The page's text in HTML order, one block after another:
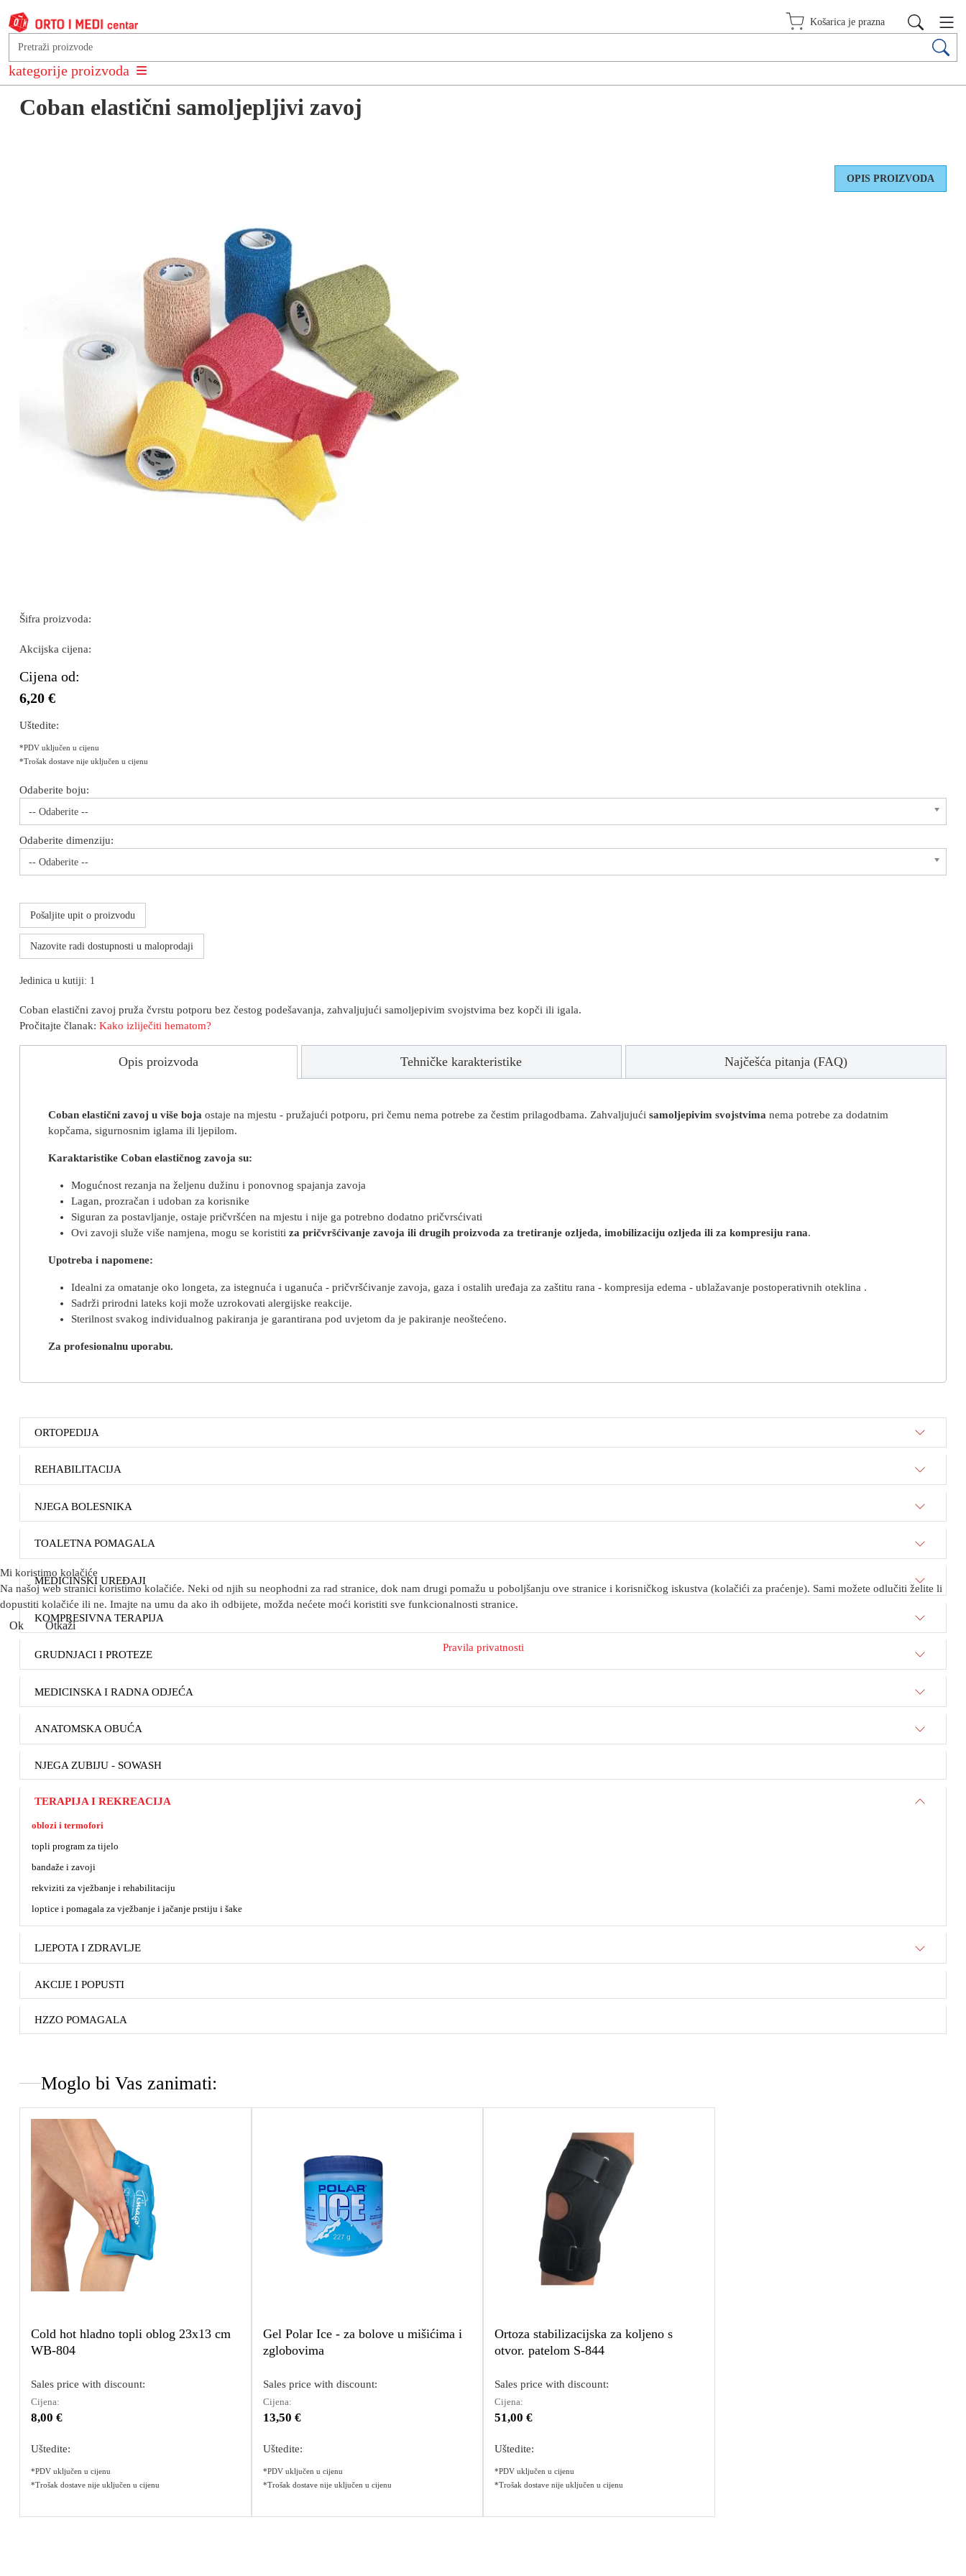
kategorije proizvoda
Košarica je prazna
ORTOPEDIJA
REHABILITACIJA
NJEGA BOLESNIKA
TOALETNA POMAGALA
MEDICINSKI UREĐAJI
KOMPRESIVNA TERAPIJA
GRUDNJACI I PROTEZE
MEDICINSKA I RADNA ODJEĆA
ANATOMSKA OBUĆA
NJEGA ZUBIJU - SOWASH
TERAPIJA I REKREACIJA
oblozi i termofori
topli program za tijelo
bandaže i zavoji
rekviziti za vježbanje i rehabilitaciju
loptice i pomagala za vježbanje i jačanje prstiju i šake
LJEPOTA I ZDRAVLJE
AKCIJE I POPUSTI
HZZO POMAGALA
Natrag na: Oblozi i termofori
Coban elastični samoljepljivi zavoj
OPIS PROIZVODA
Šifra proizvoda:
Akcijska cijena:
Cijena od:
6,20 €
Uštedite:
*PDV uključen u cijenu
*Trošak dostave nije uključen u cijenu
Odaberite boju:
-- Odaberite --
Odaberite dimenziju:
-- Odaberite --
Pošaljite upit o proizvodu
Nazovite radi dostupnosti u maloprodaji
Jedinica u kutiji: 1
Coban elastični zavoj pruža čvrstu potporu bez čestog podešavanja, zahvaljujući samoljepivim svojstvima bez kopči ili igala.
Pročitajte članak: Kako izliječiti hematom?
Opis proizvoda Tehničke karakteristike Najčešća pitanja (FAQ)
Coban elastični zavoj u više boja ostaje na mjestu - pružajući potporu, pri čemu nema potrebe za čestim prilagodbama. Zahvaljujući samoljepivim svojstvima nema potrebe za dodatnim
kopčama, sigurnosnim iglama ili ljepilom.
Karaktaristike Coban elastičnog zavoja su:
Mogućnost rezanja na željenu dužinu i ponovnog spajanja zavoja
Lagan, prozračan i udoban za korisnike
Siguran za postavljanje, ostaje pričvršćen na mjestu i nije ga potrebno dodatno pričvrsćivati
Ovi zavoji služe više namjena, mogu se koristiti za pričvršćivanje zavoja ili drugih proizvoda za tretiranje ozljeda, imobilizaciju ozljeda ili za kompresiju rana.
Upotreba i napomene:
Idealni za omatanje oko longeta, za istegnuća i uganuća - pričvršćivanje zavoja, gaza i ostalih uređaja za zaštitu rana - kompresija edema - ublažavanje postoperativnih oteklina .
Sadrži prirodni lateks koji može uzrokovati alergijske reakcije.
Sterilnost svakog individualnog pakiranja je garantirana pod uvjetom da je pakiranje neoštećeno.
Za profesionalnu uporabu.
Moglo bi Vas zanimati:
Cold hot hladno topli oblog 23x13 cm
WB-804
Sales price with discount:
Cijena:
8,00 €
Uštedite:
*PDV uključen u cijenu
*Trošak dostave nije uključen u cijenu
Gel Polar Ice - za bolove u mišićima i
zglobovima
Sales price with discount:
Cijena:
13,50 €
Uštedite:
*PDV uključen u cijenu
*Trošak dostave nije uključen u cijenu
Ortoza stabilizacijska za koljeno s
otvor. patelom S-844
Sales price with discount:
Cijena:
51,00 €
Uštedite:
*PDV uključen u cijenu
*Trošak dostave nije uključen u cijenu
Mi koristimo kolačiće
Na našoj web stranici koristimo kolačiće. Neki od njih su neophodni za rad stranice, dok nam drugi pomažu u poboljšanju ove stranice i korisničkog iskustva (kolačići za praćenje). Sami možete odlučiti želite li
dopustiti kolačiće ili ne. Imajte na umu da ako ih odbijete, možda nećete moći koristiti sve funkcionalnosti stranice.
Ok Otkaži
Pravila privatnosti